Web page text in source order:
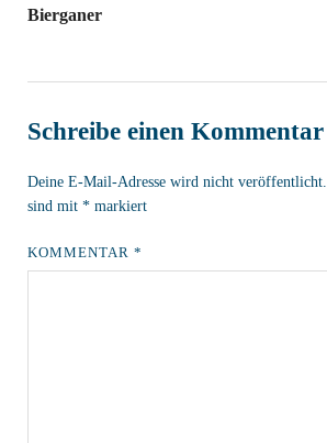
Bierganer
Schreibe einen Kommentar
Deine E-Mail-Adresse wird nicht veröffentlicht.
sind mit * markiert
KOMMENTAR*